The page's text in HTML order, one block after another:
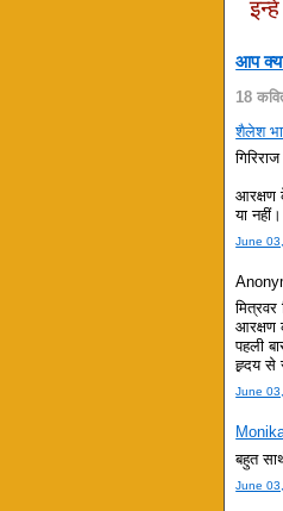
आप
18
शैलेश
आरक्षण
या नहीं।
June
मित्रवर
आरक्षण
पहली
ह्र्दय से
June
बहुत
June